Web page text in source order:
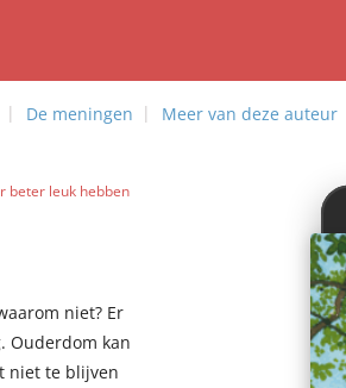
De meningen Meer van deze auteur
beter leuk hebben
niet? Er
Ouderdom kan
niet te blijven